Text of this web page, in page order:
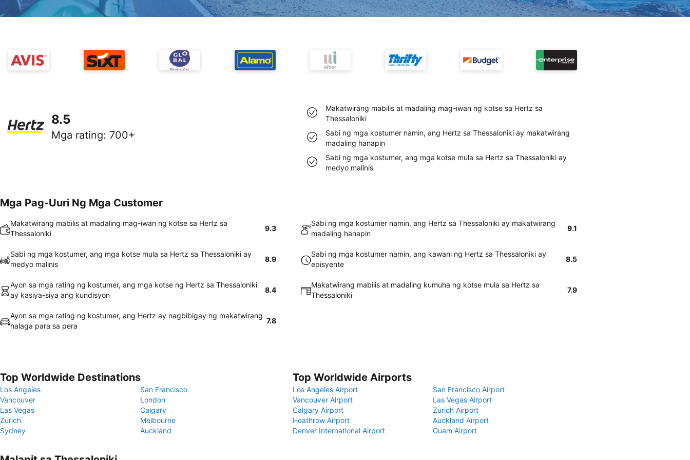
8.5
Mga rating: 700+
Makatwirang mabilis at madaling mag-iwan ng kotse sa Hertz sa
Thessaloniki
Sabi ng mga kostumer namin, ang Hertz sa Thessaloniki ay makatwirang
madaling hanapin
Sabi ng mga kostumer, ang mga kotse mula sa Hertz sa Thessaloniki ay
medyo malinis
Mga Pag-Uuri Ng Mga Customer
Makatwirang mabilis at madaling mag-iwan ng kotse sa Hertz sa
Thessaloniki
9.3
Sabi ng mga kostumer namin, ang Hertz sa Thessaloniki ay makatwirang
madaling hanapin
9.1
Sabi ng mga kostumer, ang mga kotse mula sa Hertz sa Thessaloniki ay
medyo malinis
8.9
Sabi ng mga kostumer namin, ang kawani ng Hertz sa Thessaloniki ay
episyente
8.5
Ayon sa mga rating ng kostumer, ang mga kotse ng Hertz sa Thessaloniki
ay kasiya-siya ang kundisyon
8.4
Makatwirang mabilis at madaling kumuha ng kotse mula sa Hertz sa
Thessaloniki
7.9
Ayon sa mga rating ng kostumer, ang Hertz ay nagbibigay ng makatwirang
halaga para sa pera
7.8
Top Worldwide Destinations
Los Angeles
San Francisco
Vancouver
London
Las Vegas
Calgary
Zurich
Melbourne
Sydney
Auckland
Top Worldwide Airports
Los Angeles Airport
San Francisco Airport
Vancouver Airport
Las Vegas Airport
Calgary Airport
Zurich Airport
Heathrow Airport
Auckland Airport
Denver International Airport
Guam Airport